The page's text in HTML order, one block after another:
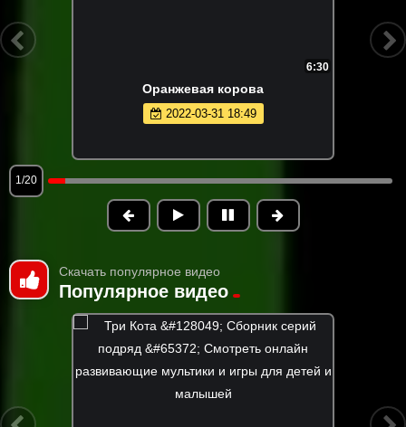
6:30
Оранжевая корова
2022-03-31 18:49
1/20
Скачать популярное видео
Популярное видео